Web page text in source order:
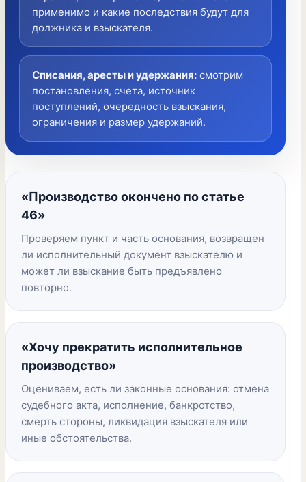
применимо и какие последствия будут для
должника и взыскателя.
Списания, аресты и удержания: смотрим
постановления, счета, источник
поступлений, очередность взыскания,
ограничения и размер удержаний.
«Производство окончено по статье
46»
Проверяем пункт и часть основания, возвращен
ли исполнительный документ взыскателю и
может ли взыскание быть предъявлено
повторно.
«Хочу прекратить исполнительное
производство»
Оцениваем, есть ли законные основания: отмена
судебного акта, исполнение, банкротство,
смерть стороны, ликвидация взыскателя или
иные обстоятельства.